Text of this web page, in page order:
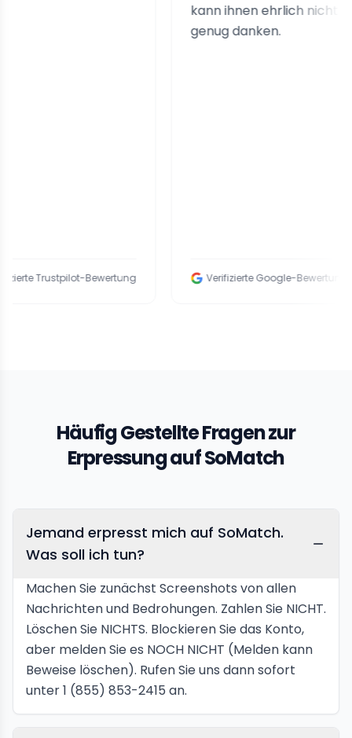
Bewertung
kann ihnen ehrlich nicht
genug danken.
Verifizierte Google-Bewertung
Häufig Gestellte Fragen zur
Erpressung auf SoMatch
Jemand erpresst mich auf SoMatch.
Was soll ich tun?
Machen Sie zunächst Screenshots von allen
Nachrichten und Bedrohungen. Zahlen Sie NICHT.
Löschen Sie NICHTS. Blockieren Sie das Konto,
aber melden Sie es NOCH NICHT (Melden kann
Beweise löschen). Rufen Sie uns dann sofort
unter 1 (855) 853-2415 an.